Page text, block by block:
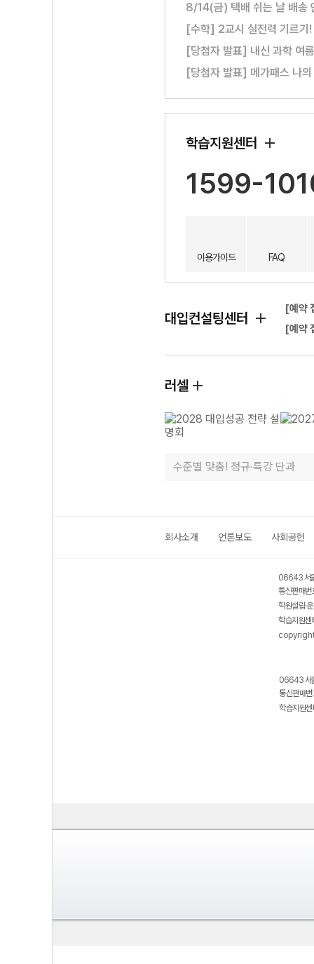
8/14(금) 택배 쉬는 날 배송
[수학] 2교시 실전력 기르기
[당첨자 발표] 내신 과학 여
[당첨자 발표] 메가패스 나
학습지원센터
1599-
이용가이드 FAQ
대입컨설팅센터
[예약
[예약
러셀
수준별 맞춤! 정규·특강 단과
회사소개 언론보도 사회공헌
06643 서
통신판매
학원설립·
학습지원
06643 서
통신판매
학습지원